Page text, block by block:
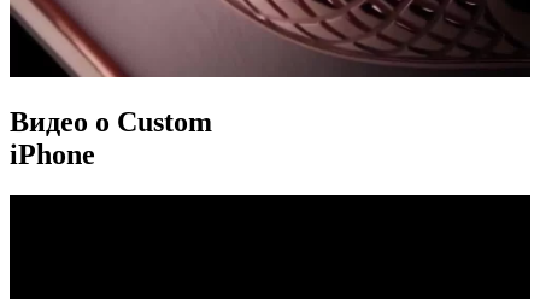
Видео о Custom
iPhone